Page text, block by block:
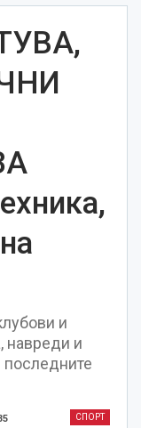
и
навреди и
последните
СПОРТ